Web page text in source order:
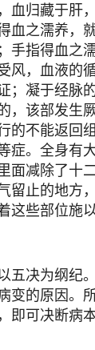
血归藏于肝
血之濡养，
手指得血之
风，血液的
；凝于经脉
，该部发生
的不能返回
症。全身有
面减除了十
留止的地方
这些部位施
五决为纲纪
变的原因。
即可决断病本